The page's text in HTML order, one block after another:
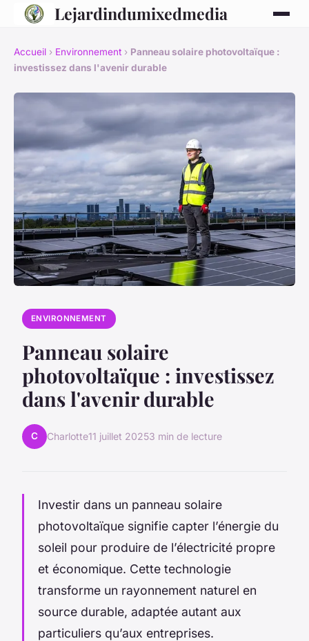
Lejardindumixedmedia
Accueil › Environnement › Panneau solaire photovoltaïque :
investissez dans l'avenir durable
ENVIRONNEMENT
Panneau solaire
photovoltaïque : investissez
dans l'avenir durable
C Charlotte11 juillet 20253 min de lecture
Investir dans un panneau solaire
photovoltaïque signifie capter l’énergie du
soleil pour produire de l’électricité propre
et économique. Cette technologie
transforme un rayonnement naturel en
source durable, adaptée autant aux
particuliers qu’aux entreprises.